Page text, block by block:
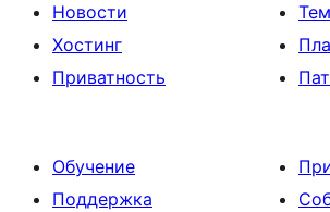
Новости
Хостинг
Приватность
Обучение
Поддержка